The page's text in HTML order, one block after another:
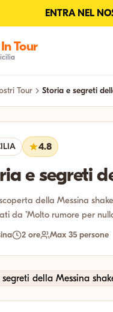
ENTRA NEL
Tour
Tour Storia e segreti
4.8
e segreti
della Messina
da "Molto rumore per
2 ore Max 35 persone